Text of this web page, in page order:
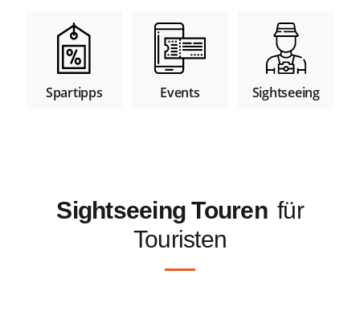
Spartipps Events Sightseeing
Sightseeing Touren für
Touristen